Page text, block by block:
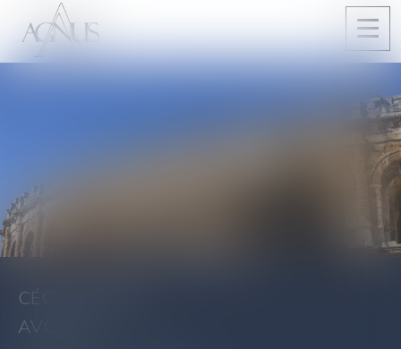
CÉCILE AGNUS
AVOCAT